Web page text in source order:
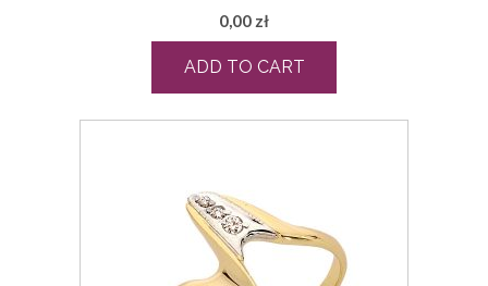
0,00 zł
ADD TO CART